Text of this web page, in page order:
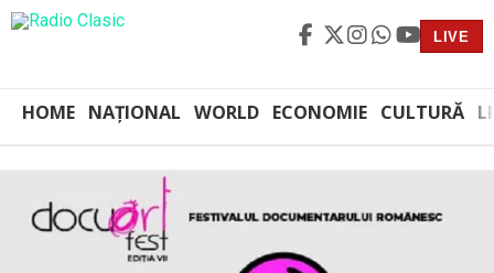
LIVE
HOME NAȚIONAL WORLD ECONOMIE CULTURĂ